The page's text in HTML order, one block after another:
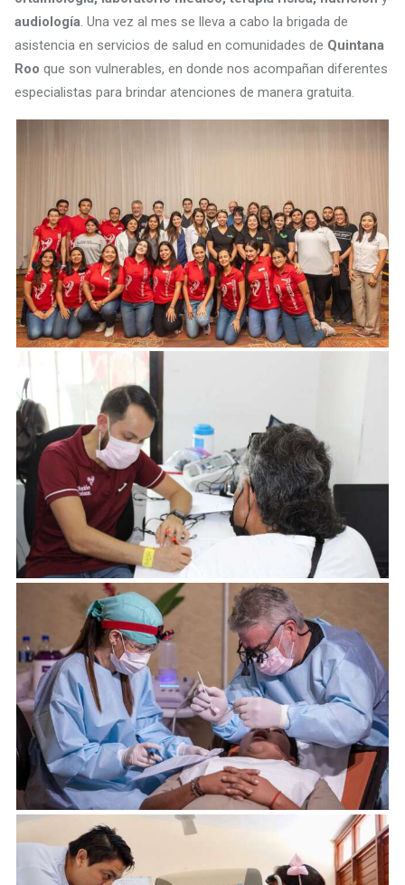
audiología. Una vez al mes se lleva a cabo la brigada de
asistencia en servicios de salud en comunidades de Quintana
Roo que son vulnerables, en donde nos acompañan diferentes
especialistas para brindar atenciones de manera gratuita.